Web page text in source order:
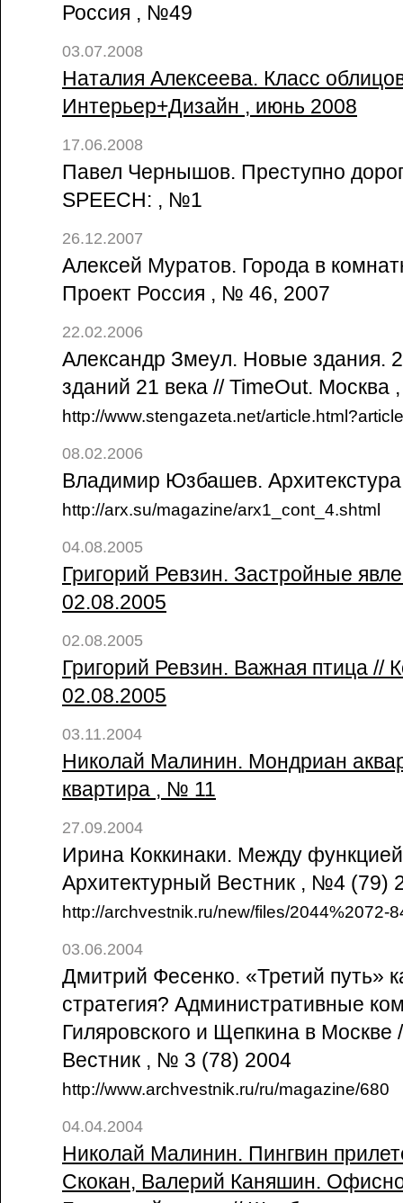
Россия , №49
03.07.2008
Наталия Алексеева. Класс
Интерьер+Дизайн , июнь 2008
17.06.2008
Павел Чернышов. Преступно
SPEECH: , №1
26.12.2007
Алексей Муратов. Города в
Проект Россия , № 46, 2007
22.02.2006
Александр Змеул. Новые здания.
зданий 21 века // TimeOut. Москва
http://www.stengazeta.net/
08.02.2006
Владимир Юзбашев.
http://arx.su/magazine/arx1_cont_4.shtml
04.08.2005
Григорий Ревзин. Застройные
02.08.2005
02.08.2005
Григорий Ревзин. Важная птица //
02.08.2005
03.11.2004
Николай Малинин. Мондриан
квартира , № 11
27.09.2004
Ирина Коккинаки. Между
Архитектурный Вестник , №4 (79)
http://archvestnik.ru/new/files/2044%2072-
03.06.2004
Дмитрий Фесенко. «Третий путь»
стратегия? Административные
Гиляровского и Щепкина в Москве
Вестник , № 3 (78) 2004
http://www.archvestnik.ru/ru/magazine/680
04.04.2004
Николай Малинин. Пингвин
Скокан, Валерий Каняшин.